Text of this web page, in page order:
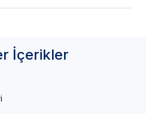
İçerikler